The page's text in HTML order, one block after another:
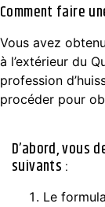
Comment faire
Vous avez
à l’extérieur du
profession
procéder pour
D’abord, vous
suivants :
Le